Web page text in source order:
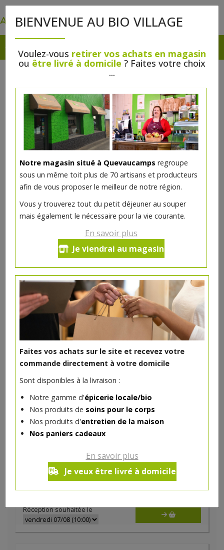
BIENVENUE AU BIO VILLAGE
Voulez-vous retirer vos achats en magasin
ou être livré à domicile ? Faites votre choix
...
Notre magasin situé à Quevaucamps regroupe
sous un même toit plus de 70 artisans et producteurs
afin de vous proposer le meilleur de notre région.
Vous y trouverez tout du petit déjeuner au souper
mais également le nécessaire pour la vie courante.
En savoir plus
Je viendrai au magasin
Faites vos achats sur le site et recevez votre
commande directement à votre domicile
Sont disponibles à la livraison :
Notre gamme d'épicerie locale/bio
Nos produits de soins pour le corps
Nos produits d'entretien de la maison
Nos paniers cadeaux
En savoir plus
Je veux être livré à domicile
Copeaux savon de marseille
blanc 1kg Le Sérail
Ce produit est indisponible pour le moment.
DANS LA MÊME CATÉGORIE ...
9.24€/pc
1 pc +
Réception souhaitée le